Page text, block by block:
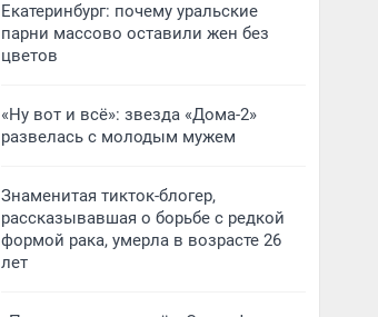
Екатеринбург: почему уральские
парни массово оставили жен без
цветов
«Ну вот и всё»: звезда «Дома-2»
развелась с молодым мужем
Знаменитая тикток-блогер,
рассказывавшая о борьбе с редкой
формой рака, умерла в возрасте 26
лет